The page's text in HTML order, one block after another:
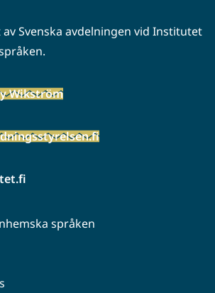
Svenska avdelningen vid Institutet
Wikström
språken